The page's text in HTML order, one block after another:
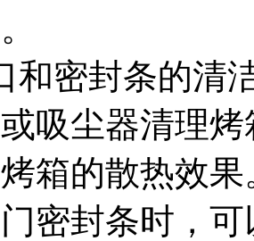
和密封条的清
吸尘器清理
箱的散热效果
密封条时，